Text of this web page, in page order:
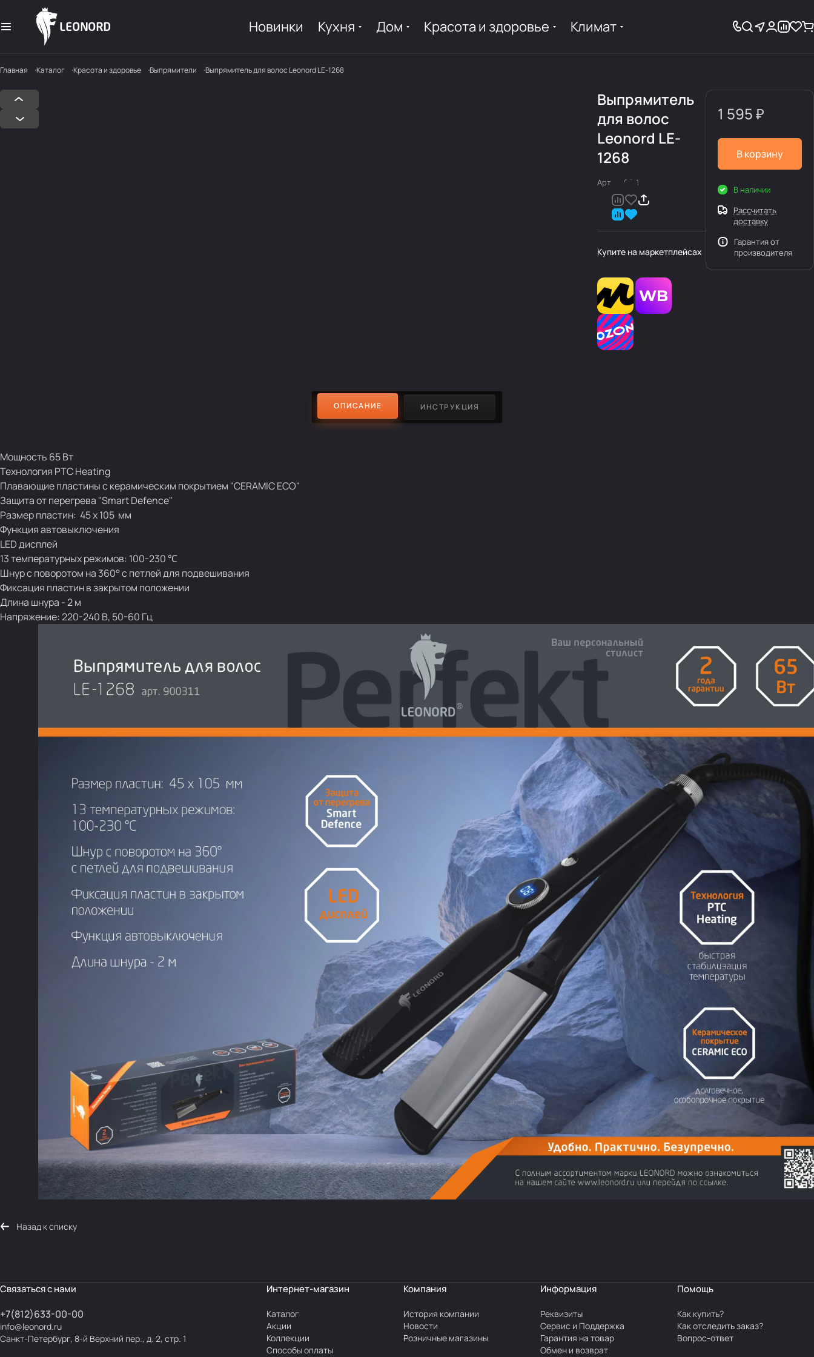
Новинки Кухня Дом Красота и здоровье Климат
Главная Каталог Красота и здоровье Выпрямители Выпрямитель для волос Leonord LE-1268
Выпрямитель
для волос
Leonord LE-
1268
Арт. 900311
Купите на маркетплейсах
1 595 ₽
В корзину
В наличии
Рассчитать
доставку
Гарантия от
производителя
ОПИСАНИЕ ИНСТРУКЦИЯ
Мощность 65 Вт
Технология PTC Heating
Плавающие пластины с керамическим покрытием "CERAMIC ECO"
Защита от перегрева "Smart Defence"
Размер пластин: 45 х 105 мм
Функция автовыключения
LED дисплей
13 температурных режимов: 100-230 ℃
Шнур с поворотом на 360° с петлей для подвешивания
Фиксация пластин в закрытом положении
Длина шнура - 2 м
Напряжение: 220-240 В, 50-60 Гц
Назад к списку
Связаться с нами
+7(812)633-00-00
info@leonord.ru
Санкт-Петербург, 8-й Верхний пер., д. 2, стр. 1
Интернет-магазин
Каталог
Акции
Коллекции
Способы оплаты
Компания
История компании
Новости
Розничные магазины
Информация
Реквизиты
Сервис и Поддержка
Гарантия на товар
Обмен и возврат
Помощь
Как купить?
Как отследить заказ?
Вопрос-ответ